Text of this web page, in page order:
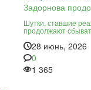
Шутки, ставшие
продолжают
28 июнь, 2026
0
1 365